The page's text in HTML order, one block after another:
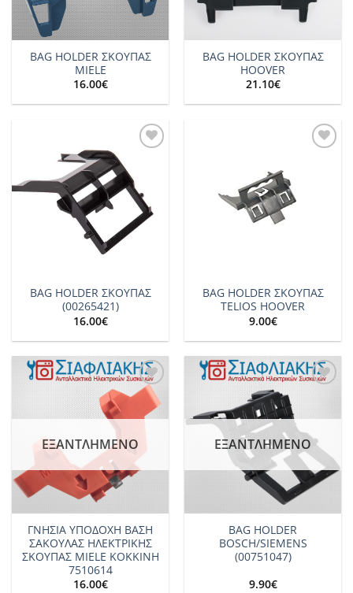
BAG HOLDER ΣΚΟΥΠΑΣ
MIELE
16.00€
BAG HOLDER ΣΚΟΥΠΑΣ
HOOVER
21.10€
BAG HOLDER ΣΚΟΥΠΑΣ
(00265421)
16.00€
BAG HOLDER ΣΚΟΥΠΑΣ
TELIOS HOOVER
9.00€
Add to
wishlist
ΕΞΑΝΤΛΗΜΈΝΟ
ΓΝΗΣΙΑ ΥΠΟΔΟΧΗ ΒΑΣΗ
ΣΑΚΟΥΛΑΣ ΗΛΕΚΤΡΙΚΗΣ
ΣΚΟΥΠΑΣ MIELE KOKKINH
7510614
16.00€
ΕΞΑΝΤΛΗΜΈΝΟ
BAG HOLDER
BOSCH/SIEMENS
(00751047)
9.90€